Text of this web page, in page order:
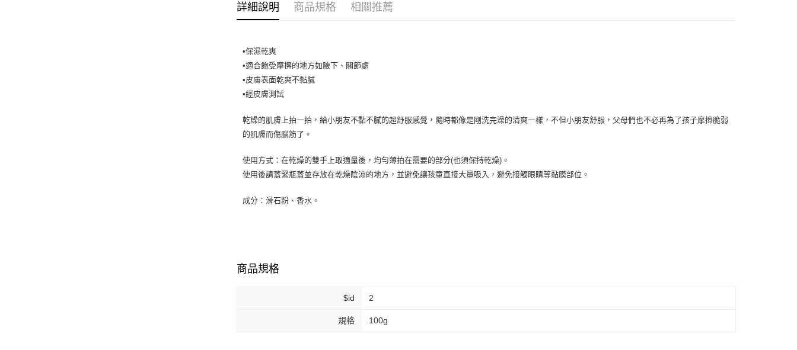
每筆NT$80，滿NT$999(含以上)免運費
每筆NT$80，滿NT$999(含以上)免運費
7-11純取貨 (先付款
詳細說明 商品規格 相關推薦
•保濕乾爽
•適合飽受摩擦的地方如腋下、關節處
•皮膚表面乾爽不黏膩
•經皮膚測試
乾燥的肌膚上拍一拍，給小朋友不黏不膩的超舒服感覺，隨時都像是剛洗完澡的清爽一樣，不但小朋友舒服，父母們也不必再為了孩子摩擦脆弱
的肌膚而傷腦筋了。
使用方式：在乾燥的雙手上取適量後，均勻薄拍在需要的部分(也須保持乾燥)。
使用後請蓋緊瓶蓋並存放在乾燥陰涼的地方，並避免讓孩童直接大量吸入，避免接觸眼睛等黏膜部位。
成分：滑石粉、香水。
商品規格
$id 2
規格 100g